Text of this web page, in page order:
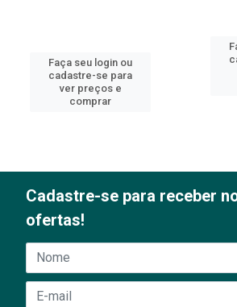
Faça seu login ou
cadastre-se para
ver preços e
comprar
Cadastre-se para receber
ofertas!